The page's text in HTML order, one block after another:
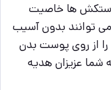
دستکش ها خاصیت
می توانند بدون آسیب
از روی پوست بدن
شما عزیزان هدیه